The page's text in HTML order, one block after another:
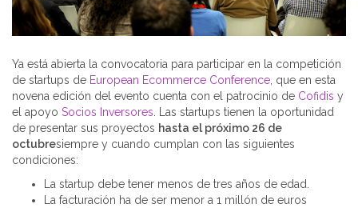
Ya está abierta la convocatoria para participar en la competición
de startups de European Ecommerce Conference , que en esta
novena edición del evento cuenta con el patrocinio de Cofidis y
el apoyo Socios Inversores . Las startups tienen la oportunidad
de presentar sus proyectos hasta el próximo 26 de
octubresiempre y cuando cumplan con las siguientes
condiciones:
La startup debe tener menos de tres años de edad.
La facturación ha de ser menor a 1 millón de euros